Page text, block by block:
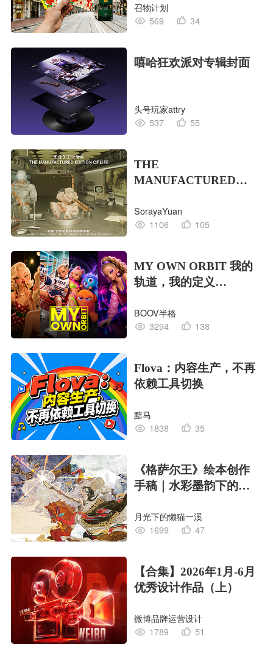
召物计划
569
34
嘻哈狂欢派对专辑封面
头号玩家attry
537
55
THE
MANUFACTURED
的工业版本
SorayaYuan
1106
105
MY OWN ORBIT 我的
轨道，我的定义
对
BOOV半格
3294
138
Flova：内容生产，不再
依赖工具切换
黯马
1838
35
《格萨尔王》绘本创作
手稿｜水彩墨韵下的史
月光下的懒猫一溪
1699
47
【合集】2026年1月-6月
优秀设计作品（上）
微博品牌运营设计
1789
51